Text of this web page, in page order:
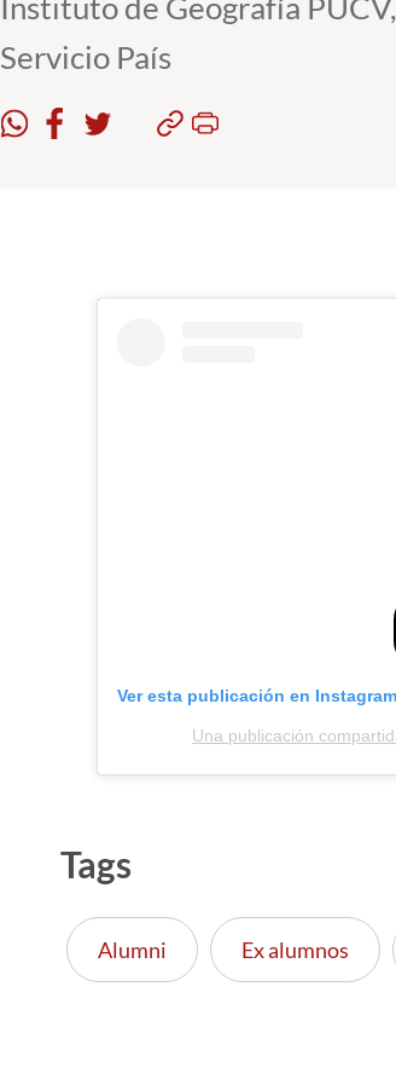
Servicio País
Ver esta publicación en Instagram
Una publicación
Tags
Alumni Ex alumnos